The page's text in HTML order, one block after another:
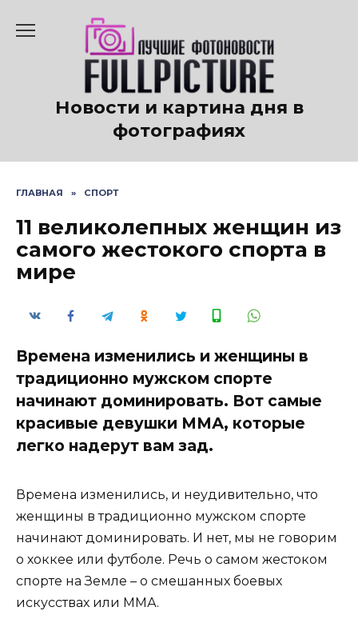
содержанию
Новости и картина дня в
фотографиях
ГЛАВНАЯ » СПОРТ
11 великолепных женщин из
самого жестокого спорта в
мире
Времена изменились и женщины в
традиционно мужском спорте
начинают доминировать. Вот самые
красивые девушки ММА, которые
легко надерут вам зад.
Времена изменились, и неудивительно, что
женщины в традиционно мужском спорте
начинают доминировать. И нет, мы не говорим
о хоккее или футболе. Речь о самом жестоком
спорте на Земле – о смешанных боевых
искусствах или ММА.